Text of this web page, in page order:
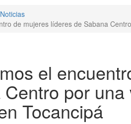
Noticias
de mujeres líderes de Sabana
el
por
Tocancipá